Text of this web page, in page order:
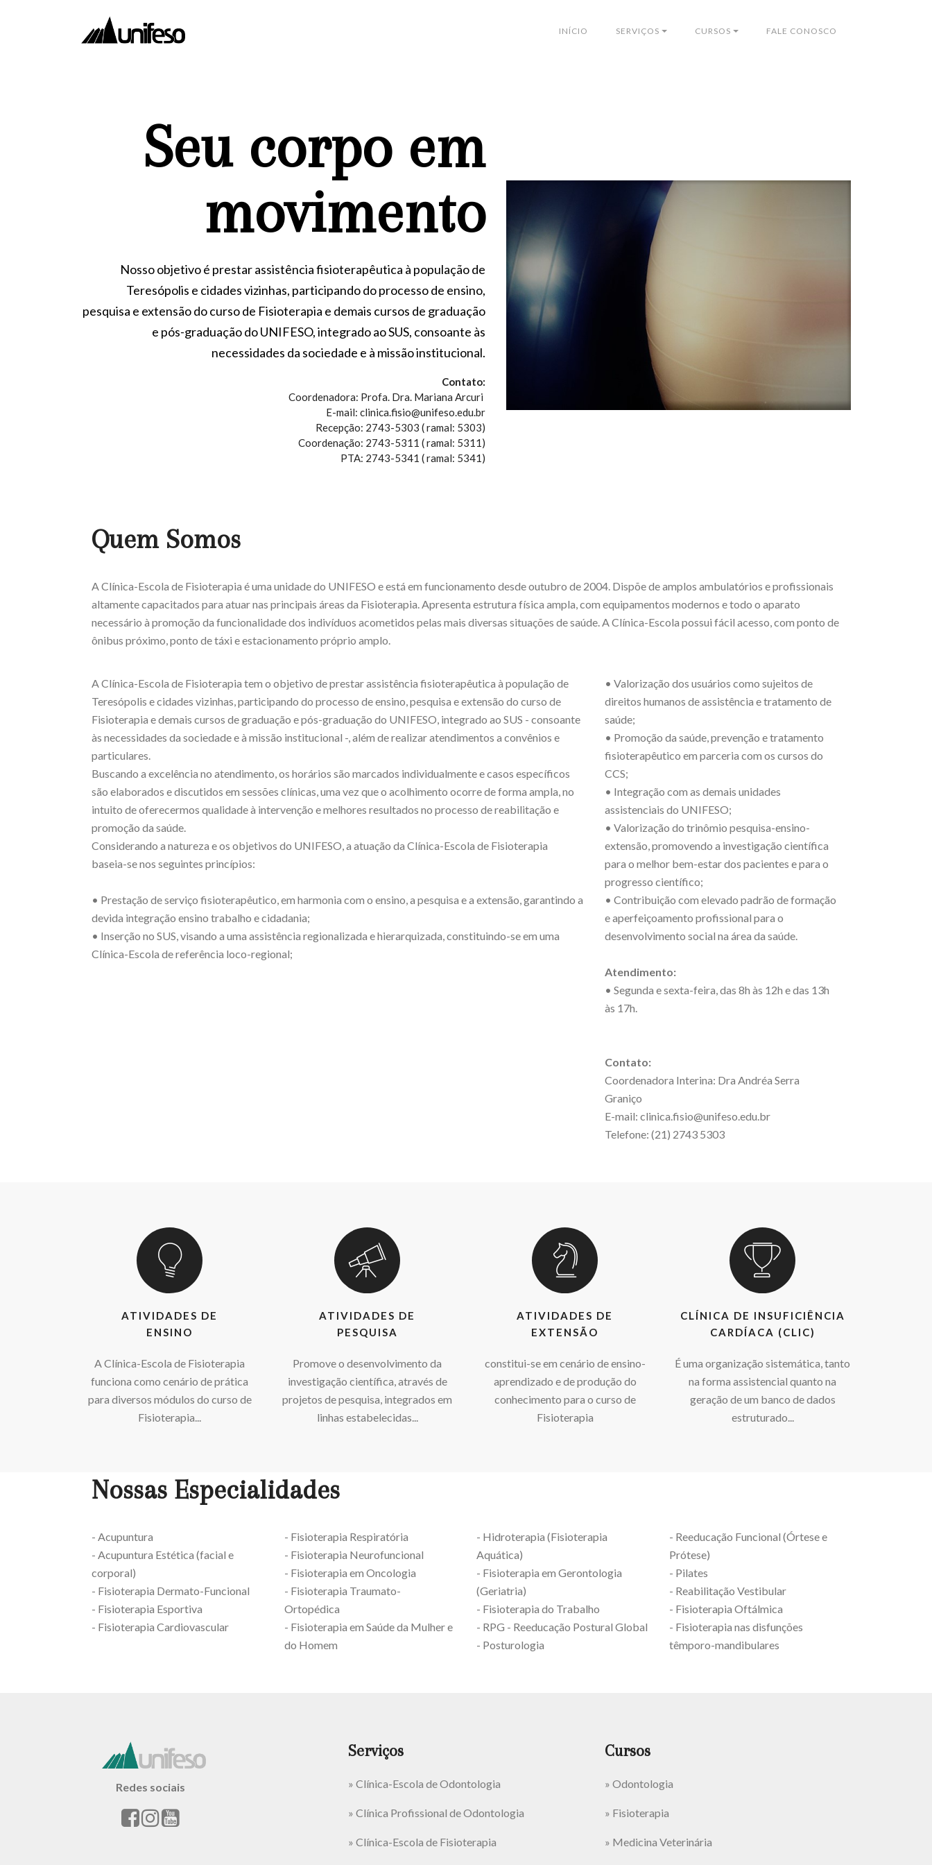
INÍCIO SERVIÇOS CURSOS FALE CONOSCO
Seu corpo em
movimento
Nosso objetivo é prestar assistência fisioterapêutica à população de
Teresópolis e cidades vizinhas, participando do processo de ensino,
pesquisa e extensão do curso de Fisioterapia e demais cursos de graduação
e pós-graduação do UNIFESO, integrado ao SUS, consoante às
necessidades da sociedade e à missão institucional.
Contato:
Coordenadora: Profa. Dra. Mariana Arcuri
E-mail: clinica.fisio@unifeso.edu.br
Recepção: 2743-5303 ( ramal: 5303)
Coordenação: 2743-5311 ( ramal: 5311)
PTA: 2743-5341 ( ramal: 5341)
Quem Somos
A Clínica-Escola de Fisioterapia é uma unidade do UNIFESO e está em funcionamento desde outubro de 2004. Dispõe de amplos ambulatórios e profissionais
altamente capacitados para atuar nas principais áreas da Fisioterapia. Apresenta estrutura física ampla, com equipamentos modernos e todo o aparato
necessário à promoção da funcionalidade dos indivíduos acometidos pelas mais diversas situações de saúde. A Clínica-Escola possui fácil acesso, com ponto de
ônibus próximo, ponto de táxi e estacionamento próprio amplo.
A Clínica-Escola de Fisioterapia tem o objetivo de prestar assistência fisioterapêutica à população de
Teresópolis e cidades vizinhas, participando do processo de ensino, pesquisa e extensão do curso de
Fisioterapia e demais cursos de graduação e pós-graduação do UNIFESO, integrado ao SUS - consoante
às necessidades da sociedade e à missão institucional -, além de realizar atendimentos a convênios e
particulares.
Buscando a excelência no atendimento, os horários são marcados individualmente e casos específicos
são elaborados e discutidos em sessões clínicas, uma vez que o acolhimento ocorre de forma ampla, no
intuito de oferecermos qualidade à intervenção e melhores resultados no processo de reabilitação e
promoção da saúde.
Considerando a natureza e os objetivos do UNIFESO, a atuação da Clínica-Escola de Fisioterapia
baseia-se nos seguintes princípios:
• Prestação de serviço fisioterapêutico, em harmonia com o ensino, a pesquisa e a extensão, garantindo a
devida integração ensino trabalho e cidadania;
• Inserção no SUS, visando a uma assistência regionalizada e hierarquizada, constituindo-se em uma
Clínica-Escola de referência loco-regional;
• Valorização dos usuários como sujeitos de
direitos humanos de assistência e tratamento de
saúde;
• Promoção da saúde, prevenção e tratamento
fisioterapêutico em parceria com os cursos do
CCS;
• Integração com as demais unidades
assistenciais do UNIFESO;
• Valorização do trinômio pesquisa-ensino-
extensão, promovendo a investigação científica
para o melhor bem-estar dos pacientes e para o
progresso científico;
• Contribuição com elevado padrão de formação
e aperfeiçoamento profissional para o
desenvolvimento social na área da saúde.
Atendimento:
• Segunda e sexta-feira, das 8h às 12h e das 13h
às 17h.
Contato:
Coordenadora Interina: Dra Andréa Serra
Graniço
E-mail: clinica.fisio@unifeso.edu.br
Telefone: (21) 2743 5303
ATIVIDADES DE
ENSINO
A Clínica-Escola de Fisioterapia
funciona como cenário de prática
para diversos módulos do curso de
Fisioterapia...
ATIVIDADES DE
PESQUISA
Promove o desenvolvimento da
investigação científica, através de
projetos de pesquisa, integrados em
linhas estabelecidas...
ATIVIDADES DE
EXTENSÃO
constitui-se em cenário de ensino-
aprendizado e de produção do
conhecimento para o curso de
Fisioterapia
CLÍNICA DE INSUFICIÊNCIA
CARDÍACA (CLIC)
É uma organização sistemática, tanto
na forma assistencial quanto na
geração de um banco de dados
estruturado...
Nossas Especialidades
- Acupuntura
- Acupuntura Estética (facial e
corporal)
- Fisioterapia Dermato-Funcional
- Fisioterapia Esportiva
- Fisioterapia Cardiovascular
- Fisioterapia Respiratória
- Fisioterapia Neurofuncional
- Fisioterapia em Oncologia
- Fisioterapia Traumato-
Ortopédica
- Fisioterapia em Saúde da Mulher e
do Homem
- Hidroterapia (Fisioterapia
Aquática)
- Fisioterapia em Gerontologia
(Geriatria)
- Fisioterapia do Trabalho
- RPG - Reeducação Postural Global
- Posturologia
- Reeducação Funcional (Órtese e
Prótese)
- Pilates
- Reabilitação Vestibular
- Fisioterapia Oftálmica
- Fisioterapia nas disfunções
têmporo-mandibulares
Redes sociais
Serviços
» Clínica-Escola de Odontologia
» Clínica Profissional de Odontologia
» Clínica-Escola de Fisioterapia
Cursos
» Odontologia
» Fisioterapia
» Medicina Veterinária